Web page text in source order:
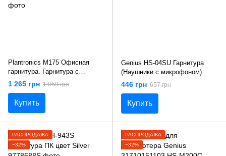
Plantronics M175 Офисная
гарнитура. Гарнитура с
заушным креплением,
контроль звука, разъем 2,5 мм
1 265 грн 1 859 грн
Купить
Genius HS-04SU Гарнитура
(Наушники с микрофоном)
446 грн 657 грн
Купить
РАСПРОДАЖА
−32%
РАСПРОДАЖА
−32%